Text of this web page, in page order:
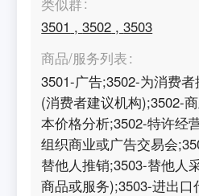
3501 ,3502 ,3503
商品/服务列表
3501-广告;3502-为消费
(消费者建议机构);3502-
本价格分析;3502-特许经
组织商业或广告交易会
替他人推销;3503-替他人
商品或服务);3503-进出口